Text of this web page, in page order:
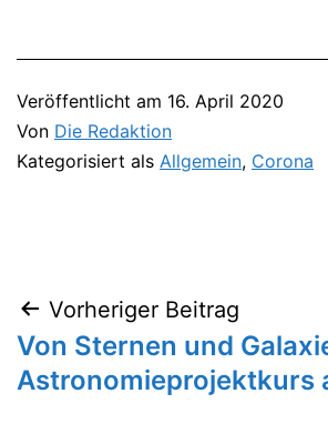
Veröffentlicht am 16. April 2020
Von Die Redaktion
Kategorisiert als Allgemein, Corona
Beitragsnavigation
Vorheriger Beitrag
Von Sternen und
Astronomieprojektkurs